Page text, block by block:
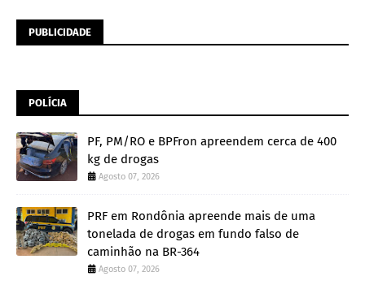
PUBLICIDADE
POLÍCIA
PF, PM/RO e BPFron apreendem cerca de 400
kg de drogas
Agosto 07, 2026
PRF em Rondônia apreende mais de uma
tonelada de drogas em fundo falso de
caminhão na BR-364
Agosto 07, 2026